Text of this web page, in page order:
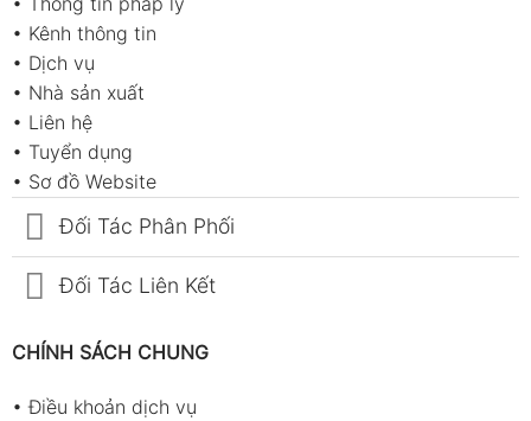
• Kênh thông tin
• Dịch vụ
• Nhà sản xuất
• Liên hệ
• Tuyển dụng
• Sơ đồ Website
Đối Tác Phân Phối
Đối Tác Liên Kết
CHÍNH SÁCH CHUNG
•Điều khoản dịch vụ